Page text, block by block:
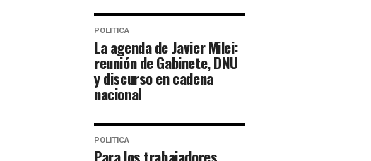
POLITICA
La agenda de Javier Milei:
reunión de Gabinete, DNU
y discurso en cadena
nacional
POLITICA
Para los trabajadores,